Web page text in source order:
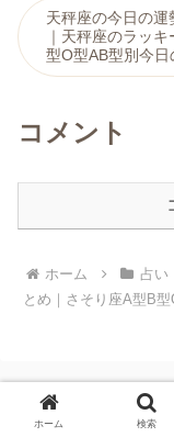
天秤座の今日の運
｜天秤座のラッ
型O型AB型別今日
コメント
ホーム 占い
とめ｜さそり座A型B
ホーム 検索